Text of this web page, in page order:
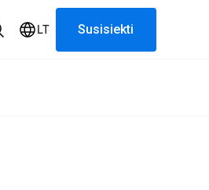
LT Susisiekti